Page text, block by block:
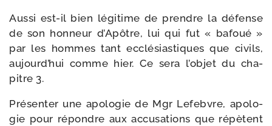
Aussi est-​il bien légi­time de prendre la défense
de son hon­neur d’Apôtre, lui qui fut « bafoué »
par les hommes tant ecclé­sias­tiques que civils,
aujourd’hui comme hier. Ce sera l’objet du cha­
pitre 3.
Présenter une apo­lo­gie de Mgr Lefebvre, apo­lo­
gie pour répondre aux accu­sa­tions que répètent